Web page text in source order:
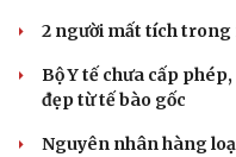
2 người mất tích trong
Bộ Y tế chưa cấp
đẹp từ tế bào gốc
Nguyên nhân hàng